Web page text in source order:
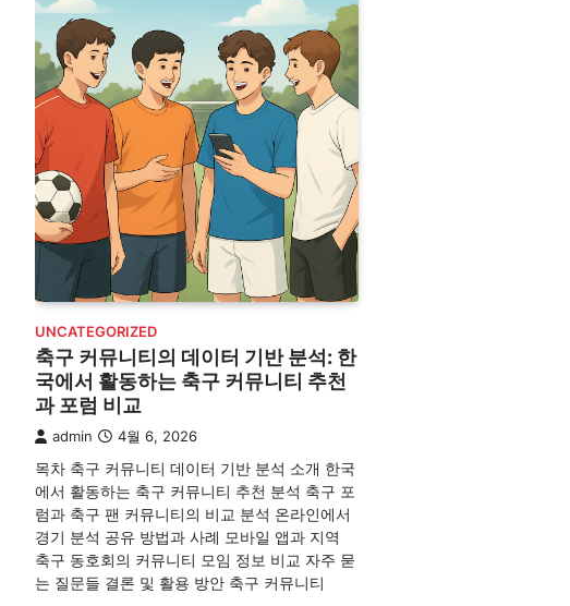
UNCATEGORIZED
축구 커뮤니티의 데이터 기반 분석: 한
국에서 활동하는 축구 커뮤니티 추천
과 포럼 비교
admin 4월 6, 2026
목차 축구 커뮤니티 데이터 기반 분석 소개 한국
에서 활동하는 축구 커뮤니티 추천 분석 축구 포
럼과 축구 팬 커뮤니티의 비교 분석 온라인에서
경기 분석 공유 방법과 사례 모바일 앱과 지역
축구 동호회의 커뮤니티 모임 정보 비교 자주 묻
는 질문들 결론 및 활용 방안 축구 커뮤니티